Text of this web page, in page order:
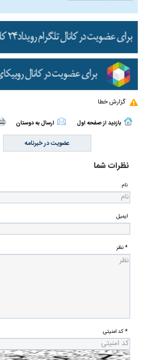
گزارش خطا
بازدید از صفحه اول ارسال به دوستان
عضویت در خبرنامه
نظرات شما
نام
ایمیل
* نظر
* کد امنیتی